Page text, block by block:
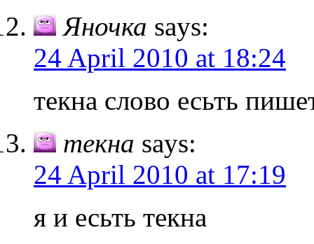
Яночка says:
24 April 2010 at 18:24
текна слово есьть
текна says:
24 April 2010 at 17:19
я и есьть текна